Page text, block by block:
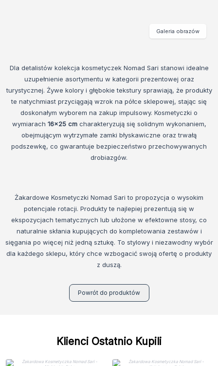
Dla detalistów kolekcja kosmetyczek Nomad Sari stanowi idealne
uzupełnienie asortymentu w kategorii prezentowej oraz
turystycznej. Żywe kolory i głębokie tekstury sprawiają, że produkty
te natychmiast przyciągają wzrok na półce sklepowej, stając się
doskonałym wyborem na zakup impulsowy. Kosmetyczki o
wymiarach 16x25 cmcharakteryzują się solidnym wykonaniem,
obejmującym wytrzymałe zamki błyskawiczne oraz trwałą
podszewkę, co gwarantuje bezpieczeństwo przechowywanych
drobiazgów.
Żakardowe Kosmetyczki Nomad Sari to propozycja o wysokim
potencjale rotacji. Produkty te najlepiej prezentują się w
ekspozycjach tematycznych lub ułożone w efektowne stosy, co
naturalnie skłania kupujących do kompletowania zestawów i
sięgania po więcej niż jedną sztukę. To stylowy i niezawodny wybór
dla każdego sklepu, który chce wzbogacić swoją ofertę o produkty
z duszą.
Powrót do produktów
Galeria obrazów
Klienci Ostatnio Kupili